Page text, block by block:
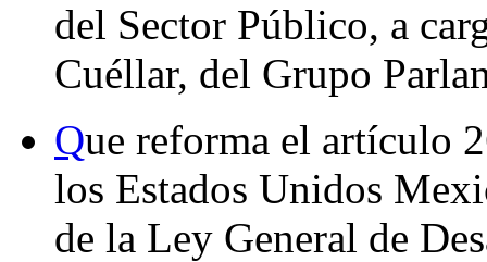
del Sector Público, a
Cuéllar, del Grupo
Que reforma el artículo
los Estados Unidos
de la Ley General de